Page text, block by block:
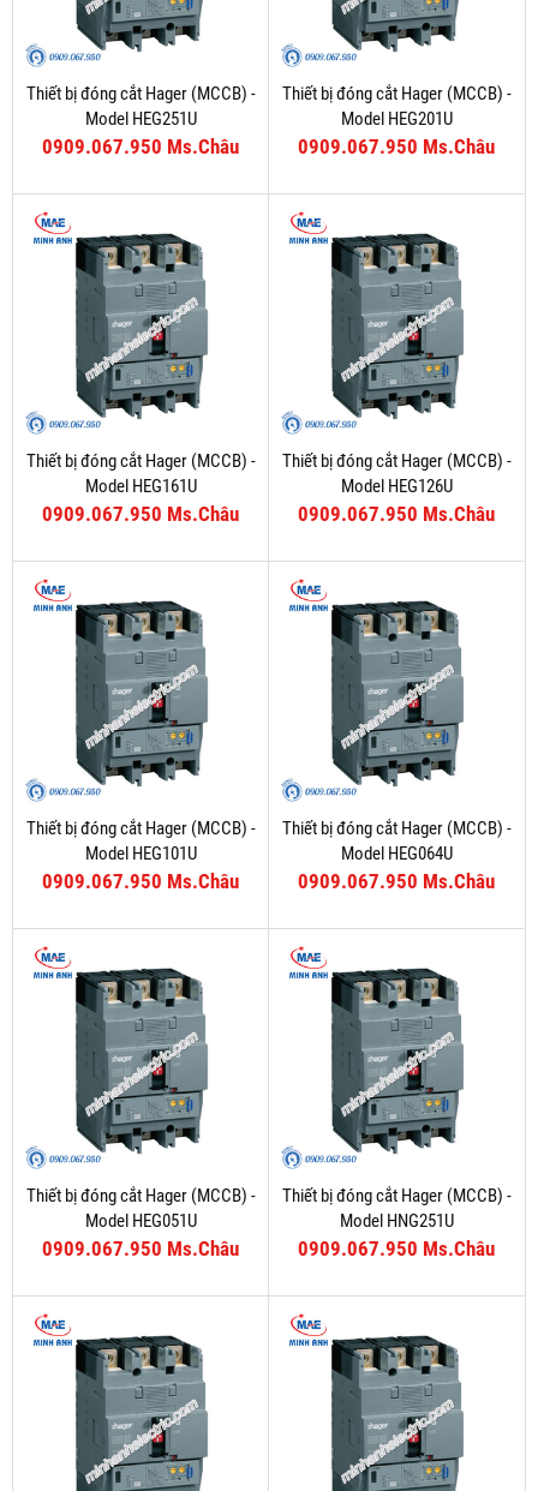
Thiết bị đóng cắt Hager (MCCB) -
Model HEG251U
0909.067.950 Ms.Châu
Thiết bị đóng cắt Hager (MCCB) -
Model HEG201U
0909.067.950 Ms.Châu
Thiết bị đóng cắt Hager (MCCB) -
Model HEG161U
0909.067.950 Ms.Châu
Thiết bị đóng cắt Hager (MCCB) -
Model HEG126U
0909.067.950 Ms.Châu
Thiết bị đóng cắt Hager (MCCB) -
Model HEG101U
0909.067.950 Ms.Châu
Thiết bị đóng cắt Hager (MCCB) -
Model HEG064U
0909.067.950 Ms.Châu
Thiết bị đóng cắt Hager (MCCB) -
Model HEG051U
0909.067.950 Ms.Châu
Thiết bị đóng cắt Hager (MCCB) -
Model HNG251U
0909.067.950 Ms.Châu